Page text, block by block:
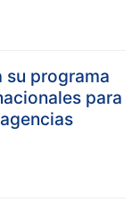
su programa
para